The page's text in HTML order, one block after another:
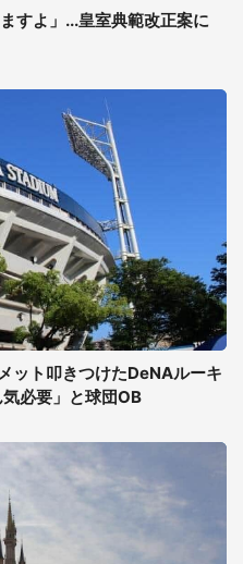
すよ」...皇室典範改正案に
ット叩きつけたDeNAルーキ
必要」と球団OB